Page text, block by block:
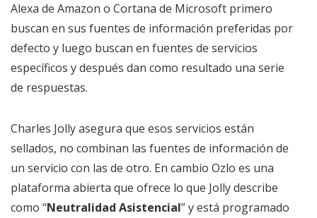
Alexa de Amazon o Cortana de Microsoft primero
buscan en sus fuentes de información preferidas por
defecto y luego buscan en fuentes de servicios
específicos y después dan como resultado una serie
de respuestas.
Charles Jolly asegura que esos servicios están
sellados, no combinan las fuentes de información de
un servicio con las de otro. En cambio Ozlo es una
plataforma abierta que ofrece lo que Jolly describe
como “Neutralidad Asistencial” y está programado